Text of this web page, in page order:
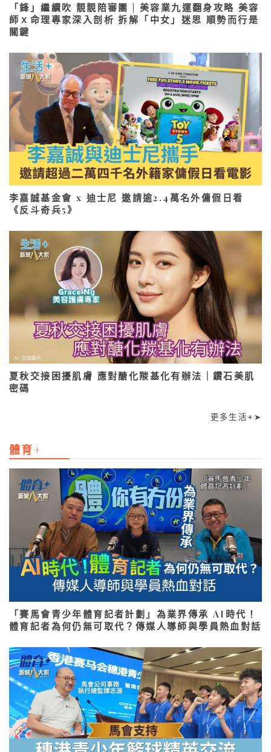
「鋒」繼續吹 靚靚陪審團 | 美容業九運翻身攻略 美容
師ｘ命理專家深入剖析 拆解「中女」迷思 順勢而行是
關鍵
李嘉誠基金會 x 迪士尼 邀請逾2.4萬名外傭假日看
《反斗奇兵5》
夏秋交接困擾肌膚 應對醣化羰基化有辦法｜鑽石美肌
密碼
更多生活+➤
體育+
「賽馬會青少年體育記者計劃」為業界傳承 AI時代！
體育記者為何仍無可取代？傳媒人導師與學員熱血對話